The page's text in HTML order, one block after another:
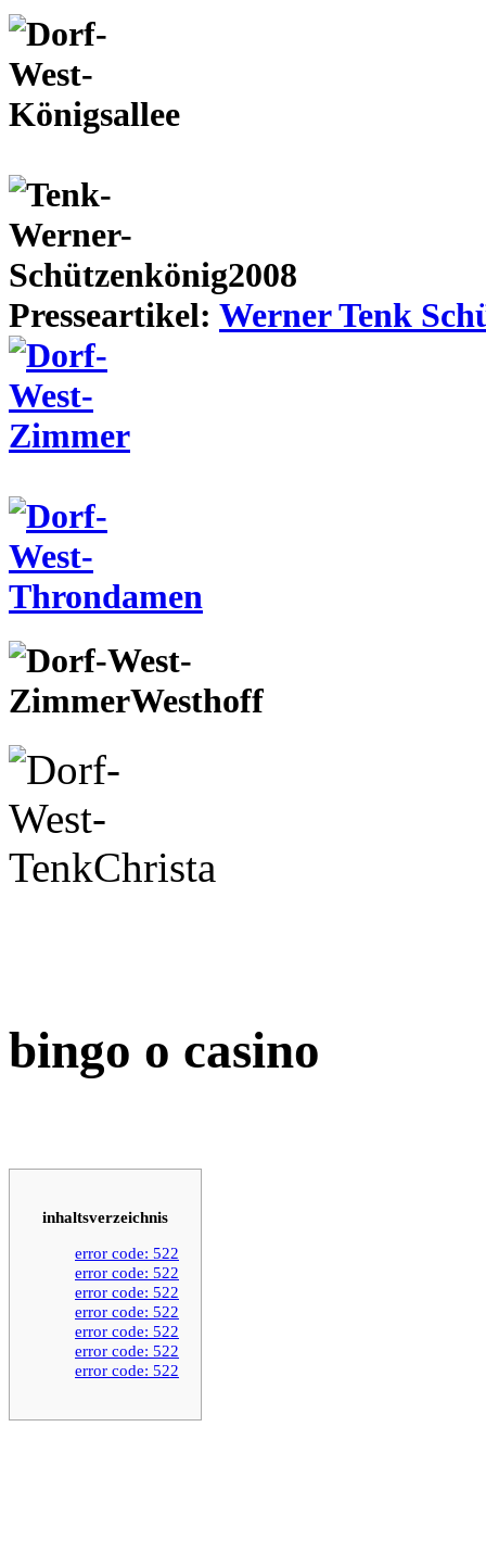
Presseartikel: Werner Tenk
bingo o casino
inhaltsverzeichnis
error code: 522
error code: 522
error code: 522
error code: 522
error code: 522
error code: 522
error code: 522